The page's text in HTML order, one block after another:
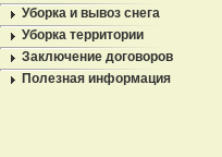
Уборка и вывоз снега
Уборка территории
Заключение договоров
Полезная информация